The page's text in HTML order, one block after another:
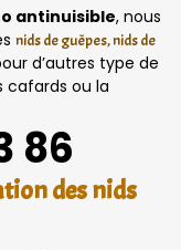
antinuisible, nous
nids de guêpes, nids de
d’autres type de
cafards ou la
86
des nids